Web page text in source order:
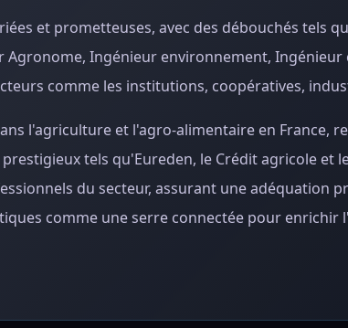
et prometteuses, avec des débouchés tels
Ingénieur environnement, Ingénieur
comme les institutions, coopératives,
l'agriculture et l'agro-alimentaire en France,
tels qu'Eureden, le Crédit agricole et
du secteur, assurant une adéquation
comme une serre connectée pour enrichir